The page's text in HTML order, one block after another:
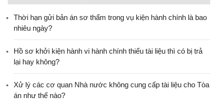
Thời hạn gửi bản án sơ thẩm trong vụ kiện hành chính là bao
nhiêu ngày?
Hồ sơ khởi kiện hành vi hành chính thiếu tài liệu thì có bị trả
lại hay không?
Xử lý các cơ quan Nhà nước không cung cấp tài liệu cho Tòa
án như thế nào?